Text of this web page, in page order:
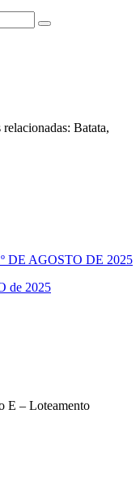
Batata,
DE AGOSTO DE 2025
de 2025
E – Loteamento